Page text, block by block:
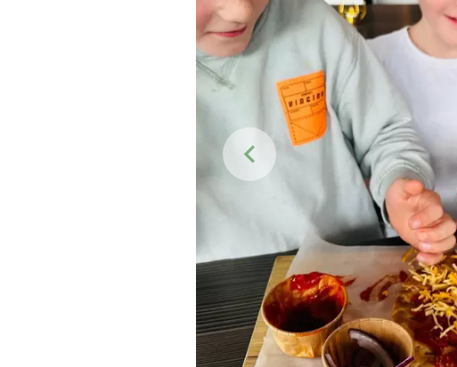
Over ons
Menukaart
Feestjes
Bruiloft
Games